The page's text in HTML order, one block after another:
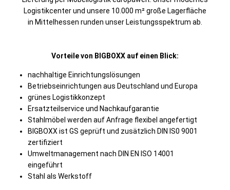
Logistikcenter und unsere 10.000 m² große Lagerfläche
in Mittelhessen runden unser Leistungsspektrum ab.
Vorteile von BIGBOXX auf einen Blick:
nachhaltige Einrichtungslösungen
Betriebseinrichtungen aus Deutschland und Europa
grünes Logistikkonzept
Ersatzteilservice und Nachkaufgarantie
Stahlmöbel werden auf Anfrage flexibel angefertigt
BIGBOXX ist GS geprüft und zusätzlich DIN IS0 9001
zertifiziert
Umweltmanagement nach DIN EN ISO 14001
eingeführt
Stahl als Werkstoff